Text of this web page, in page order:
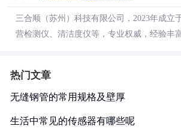
三合顺（苏州）科技有限公司，2023年成立
营检测仪、清洁度仪等，专业权威，经验丰富
热门文章
无缝钢管的常用规格及壁厚
生活中常见的传感器有哪些呢